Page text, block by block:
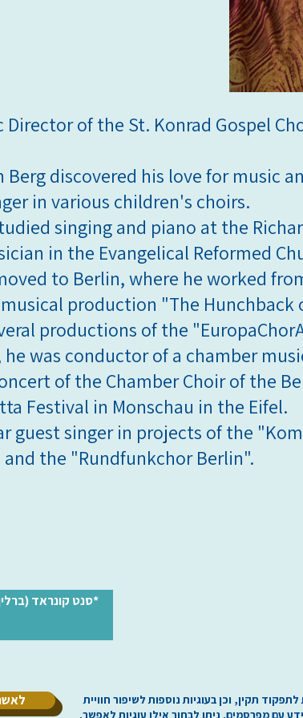
Director of the St. Konrad Gospel
Berg discovered his love for music
in various children's choirs.
singing and piano at the
in the Evangelical Reformed
to Berlin, where he worked
production "The Hunchback
productions of the
was conductor of a chamber
of the Chamber Choir of the
Festival in Monschau in the Eifel.
guest singer in projects of the
the "Rundfunkchor Berlin".
*סנט קונראד
תקין, וכן בעוגיות נוספות לשיפור חוויית
עם מפרסמים. ניתן לבחור אילו עוגיות לאפשר.